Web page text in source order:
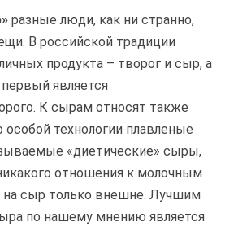
разные люди, как ни странно,
В российской традиции
продукта – творог и сыр, а
является
К сырам относят также
технологии плавленые
«диетические» сыры,
отношения к молочным
на сыр только внешне. Лучшим
по нашему мнению является